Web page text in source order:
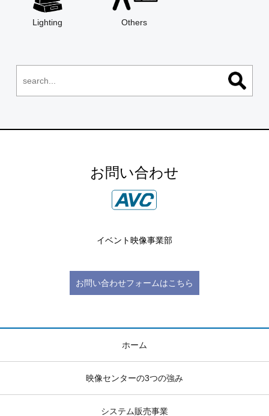
Lighting Others
お問い合わせ
イベント映像事業部
お問い合わせフォームはこちら
ホーム
映像センターの3つの強み
システム販売事業